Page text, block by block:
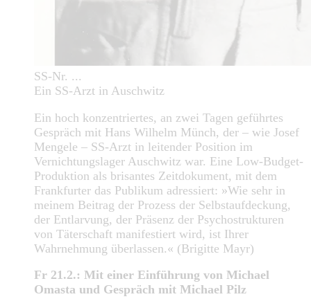
SS-Nr. ...
Ein SS-Arzt in Auschwitz
Ein hoch konzentriertes, an zwei Tagen geführtes
Gespräch mit Hans Wilhelm Münch, der – wie Josef
Mengele – SS-Arzt in leitender Position im
Vernichtungslager Auschwitz war. Eine Low-Budget-
Produktion als brisantes Zeitdokument, mit dem
Frankfurter das Publikum adressiert: »Wie sehr in
meinem Beitrag der Prozess der Selbstaufdeckung,
der Entlarvung, der Präsenz der Psychostrukturen
von Täterschaft manifestiert wird, ist Ihrer
Wahrnehmung überlassen.« (Brigitte Mayr)
Fr 21.2.: Mit einer Einführung von Michael
Omasta und Gespräch mit Michael Pilz